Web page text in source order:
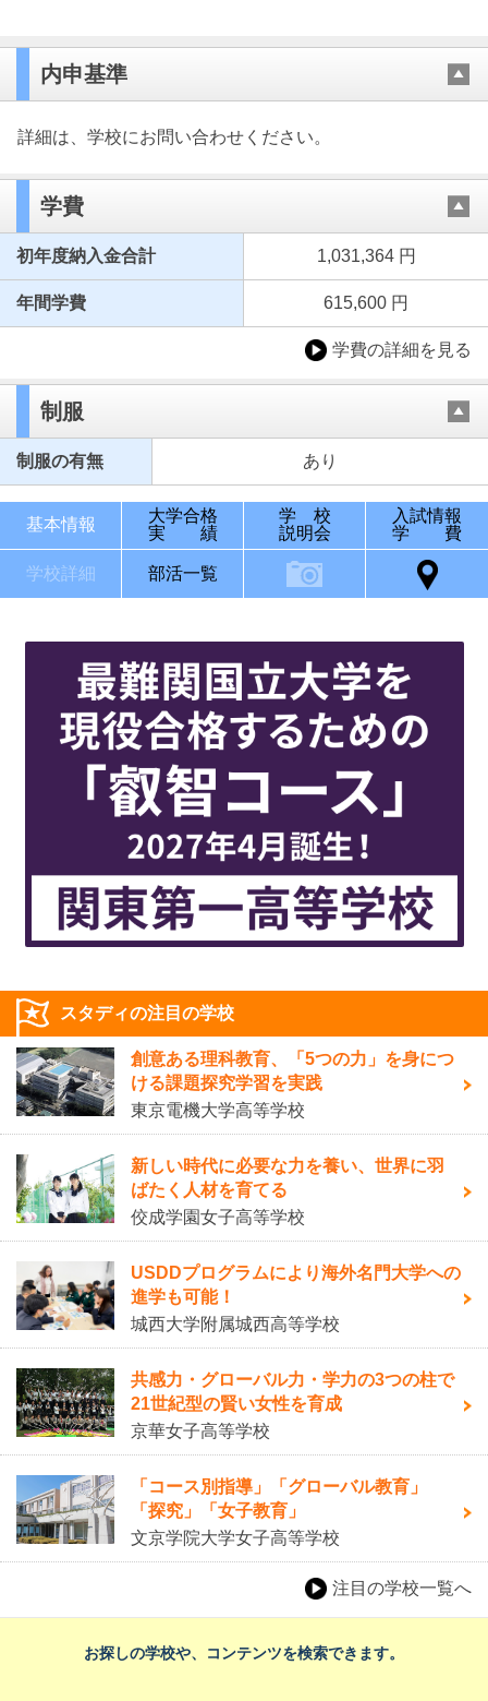
内申基準
詳細は、学校にお問い合わせください。
学費
初年度納入金合計 1,031,364 円
年間学費 615,600 円
学費の詳細を見る
制服
制服の有無 あり
基本情報
大学合格
実 績
学 校
説明会
入試情報
学 費
学校詳細 部活一覧
スタディの注目の学校
創意ある理科教育、「5つの力」を身につ
ける課題探究学習を実践
東京電機大学高等学校
新しい時代に必要な力を養い、世界に羽
ばたく人材を育てる
佼成学園女子高等学校
USDDプログラムにより海外名門大学への
進学も可能！
城西大学附属城西高等学校
共感力・グローバル力・学力の3つの柱で
21世紀型の賢い女性を育成
京華女子高等学校
「コース別指導」「グローバル教育」
「探究」「女子教育」
文京学院大学女子高等学校
注目の学校一覧へ
お探しの学校や、コンテンツを検索できます。